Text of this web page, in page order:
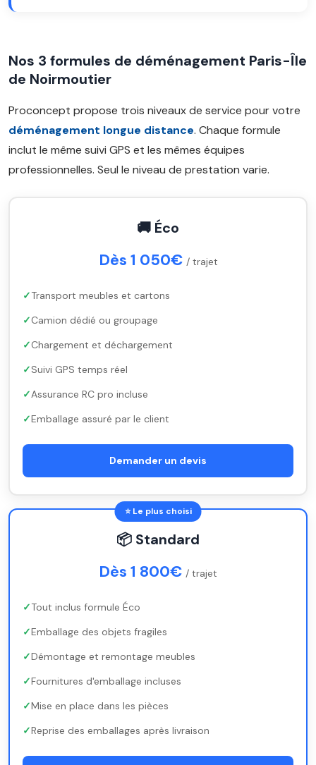
Nos 3 formules de déménagement Paris-Île
de Noirmoutier
Proconcept propose trois niveaux de service pour votre
déménagement longue distance. Chaque formule
inclut le même suivi GPS et les mêmes équipes
professionnelles. Seul le niveau de prestation varie.
🚚 Éco
Dès 1 050€ / trajet
Transport meubles et cartons
Camion dédié ou groupage
Chargement et déchargement
Suivi GPS temps réel
Assurance RC pro incluse
Emballage assuré par le client
Demander un devis
⭐ Le plus choisi
📦 Standard
Dès 1 800€ / trajet
Tout inclus formule Éco
Emballage des objets fragiles
Démontage et remontage meubles
Fournitures d'emballage incluses
Mise en place dans les pièces
Reprise des emballages après livraison